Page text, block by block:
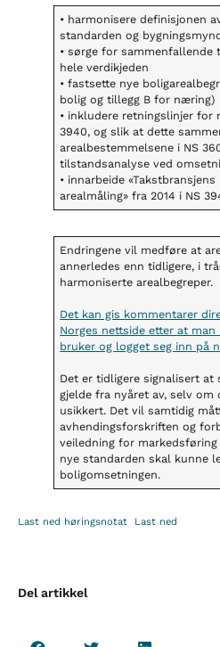
• harmonisere definisjonen
standarden og
• sørge for sammenfallende
hele verdikjeden
• fastsette nye
bolig og tillegg B for næring)
• inkludere retningslinjer for
3940, og slik at dette
arealbestemmelsene i NS
tilstandsanalyse ved
• innarbeide
arealmåling» fra 2014 i NS
Endringene vil medføre at
annerledes enn tidligere, i
harmoniserte arealbegreper.
Det kan gis kommentarer
Norges nettside etter at
bruker og logget seg inn på
Det er tidligere signalisert
gjelde fra nyåret av, selv om
usikkert. Det vil samtidig
avhendingsforskriften og
veiledning for
nye standarden skal kunne
boligomsetningen.
Last ned høringsnotat Last ned
Del artikkel